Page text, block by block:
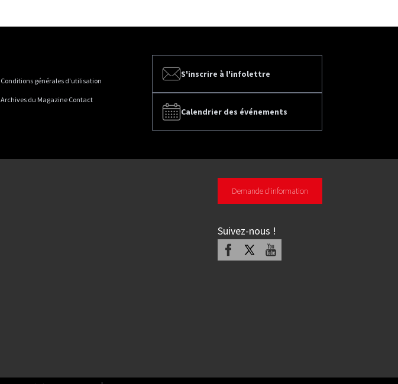
S'inscrire à l'infolettre
Calendrier des événements
Conditions générales d'utilisation
Archives du Magazine Contact
Demande d'information
Suivez-nous !
Facebook Youtube